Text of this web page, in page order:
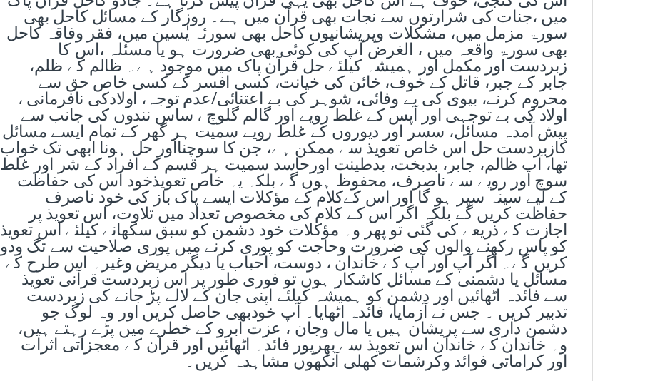
میں ،جنات کی شرارتوں سے نجات بھی قرآن میں ہے۔ روزگار کے مسائل کاحل بھی
سورۃ مزمل میں، مشکلات وپریشانیوں کاحل بھی سورئہ یٰسین میں، فقر وفاقہ کاحل
بھی سورۃ واقعہ میں ، الغرض آپ کی کوئی بھی ضرورت ہو یا مسئلہ ،اس کا
زبردست اور مکمل اور ہمیشہ کیلئے حل قرآن پاک میں موجود ہے۔ ظالم کے ظلم،
جابر کے جبر، قاتل کے خوف، خائن کی خیانت، کسی افسر کے کسی خاص حق سے
محروم کرنے، بیوی کی بے وفائی، شوہر کی بے اعتنائی/عدم توجہ، اولادکی نافرمانی ،
اولاد کی بے توجہی اور آپس کے غلط رویے اور گالم گلوچ ، ساس نندوں کی جانب سے
پیش آمدہ مسائل، سسر اور دیوروں کے غلط رویے سمیت ہر گھر کے تمام ایسے مسائل
کازبردست حل اس خاص تعویذ سے ممکن ہے، جن کا سوچنااور حل ہونا ابھی تک خواب
تھا، آپ ظالم، جابر، بدبخت، بدطینت اورحاسد سمیت ہر قسم کے افراد کے شر اور غلط
سوچ اور رویے سے ناصرف، محفوظ ہوں گے بلکہ یہ خاص تعویذخود اس کی حفاظت
کے لیے سینہ سپر ہو گا اور اس کےکلام کے مؤکلات ایسے پاک باز کی خود ناصرف
حفاظت کریں گے بلکہ اگر اس کے کلام کی مخصوص تعداد میں تلاوت، اس تعویذ پر
اجازت کے ذریعے کی گئی تو پھر وہ مؤکلات خود دشمن کو سبق سکھانے کیلئے اس تعویذ
کو پاس رکھنے والوں کی ضرورت وحاجت کو پوری کرنے میں پوری صلاحیت سے تگ ودو
کریں گے۔ اگر آپ اور آپ کے خاندان ، دوست، احباب یا دیگر مریض وغیرہ اس طرح کے
مسائل یا دشمنی کے مسائل کاشکار ہوں تو فوری طور پر اس زبردست قرآنی تعویذ
سے فائدہ اٹھائیں اور دشمن کو ہمیشہ کیلئے اپنی جان کے لالے پڑ جانے کی زبردست
تدبیر کریں ۔ جس نے آزمایا، فائدہ اٹھایا۔ آپ خودبھی حاصل کریں اور وہ لوگ جو
دشمن داری سے پریشان ہیں یا مال وجان ، عزت آبرو کے خطرے میں پڑے رہتے ہیں،
وہ خاندان کے خاندان اس تعویذ سے بھرپور فائدہ اٹھائیں اور قرآن کے معجزاتی اثرات
اور کراماتی فوائد وکرشمات کھلی آنکھوں مشاہدہ کریں۔